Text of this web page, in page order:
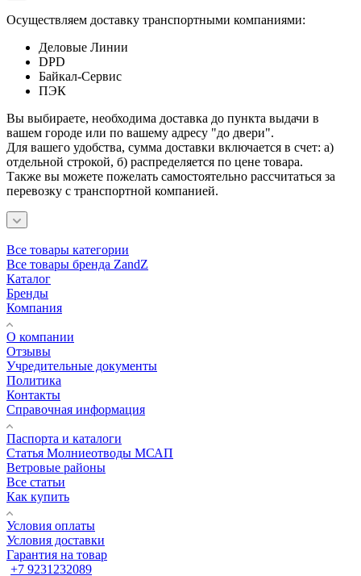
Осуществляем доставку транспортными компаниями:
Деловые Линии
DPD
Байкал-Сервис
ПЭК
Вы выбираете, необходима доставка до пункта выдачи в
вашем городе или по вашему адресу "до двери".
Для вашего удобства, сумма доставки включается в счет: а)
отдельной строкой, б) распределяется по цене товара.
Также вы можете пожелать самостоятельно рассчитаться за
перевозку с транспортной компанией.
Все товары категории
Все товары бренда ZandZ
Каталог
Бренды
Компания
О компании
Отзывы
Учредительные документы
Политика
Контакты
Справочная информация
Паспорта и каталоги
Статья Молниеотводы МСАП
Ветровые районы
Все статьи
Как купить
Условия оплаты
Условия доставки
Гарантия на товар
+7 9231232089